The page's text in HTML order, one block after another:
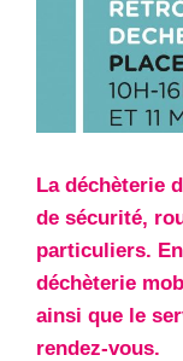
La déchèterie
de sécurité,
particuliers.
déchèterie
ainsi que le
rendez-vous.